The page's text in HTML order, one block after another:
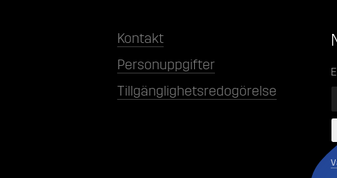
Kontakt
Personuppgifter
Tillgänglighetsredogörelse